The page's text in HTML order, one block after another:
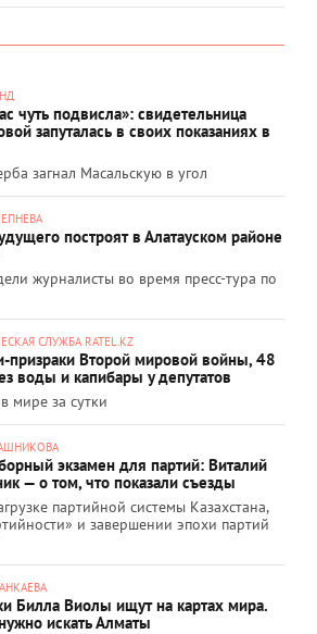
чуть подвисла»: свидетельница
запуталась в своих показаниях в
загнал Масальскую в угол
построят в Алатауском районе
журналисты во время пресс-тура по
СЛУЖБА RATEL.KZ
призраки Второй мировой войны, 48
воды и капибары у депутатов
мире за сутки
экзамен для партий: Виталий
— о том, что показали съезды
партийной системы Казахстана,
и завершении эпохи партий
Билла Виолы ищут на картах мира.
искать Алматы